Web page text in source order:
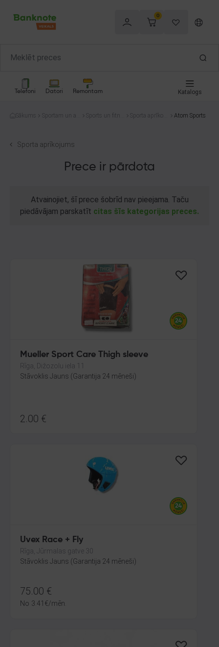
0
Telefoni Datori Remontam Katalogs
Sākums
Sportam un at
Sports un fitne
Sporta aprīkoju
Atom Sports
Sporta aprīkojums
Prece ir pārdota
Atvainojiet, šī prece šobrīd nav pieejama. Taču
piedāvājam parskatīt citas šīs kategorijas preces.
Mueller Sport Care Thigh sleeve
Rīga, Dižozolu iela 11
Stāvoklis Jauns (Garantija 24 mēneši)
2.00 €
Uvex Race + Fly
Rīga, Jūrmalas gatve 30
Stāvoklis Jauns (Garantija 24 mēneši)
75.00 €
No 3.41 €/mēn.